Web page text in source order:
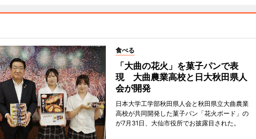
食べる
「大曲の花火」を菓子パンで表
現 大曲農業高校と日大秋田県人
会が開発
日本大学工学部秋田県人会と秋田県立大曲農業
高校が共同開発した菓子パン「花火ボード」の
が7月31日、大仙市役所でお披露目された。